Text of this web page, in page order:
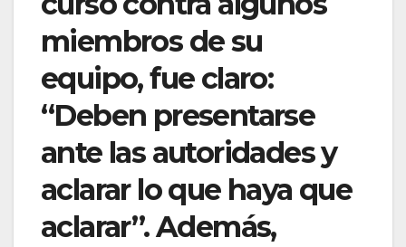
miembros de su
equipo, fue claro:
“Deben presentarse
ante las autoridades y
aclarar lo que haya que
aclarar”. Además,